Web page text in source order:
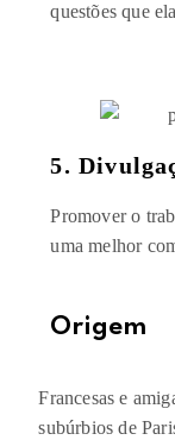
questões que
5.
Promover o
uma melhor
Origem
Francesas e
subúrbios de